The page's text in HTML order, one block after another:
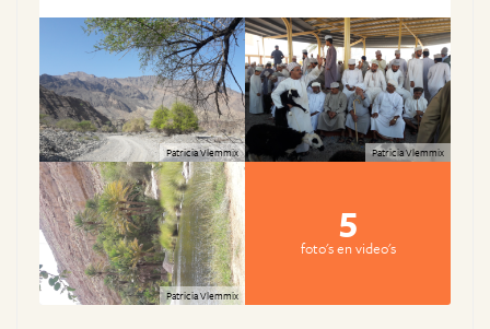
Patricia Vlemmix Patricia Vlemmix
Patricia Vlemmix
5
foto's en video's